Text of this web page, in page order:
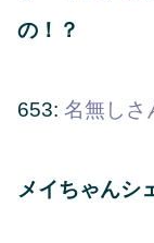
の！？
653: 名無しさ
メイちゃんシ